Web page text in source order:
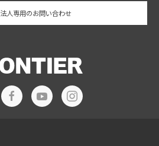
法人専用のお問い合わせ